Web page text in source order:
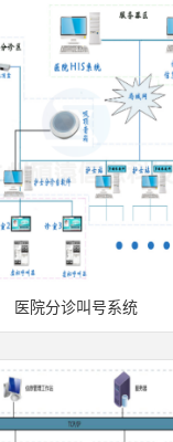
医院分诊叫号系统